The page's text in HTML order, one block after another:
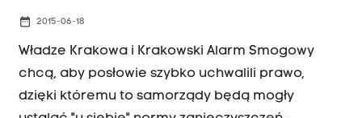
date_range 2015-06-18
Władze Krakowa i Krakowski Alarm Smogowy
chcą, aby posłowie szybko uchwalili prawo,
dzięki któremu to samorządy będą mogły